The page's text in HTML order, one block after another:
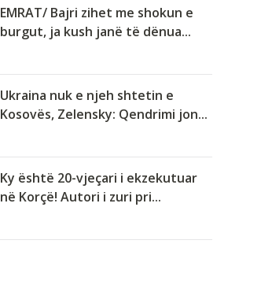
EMRAT/ Bajri zihet me shokun e
burgut, ja kush janë të dënua...
Ukraina nuk e njeh shtetin e
Kosovës, Zelensky: Qendrimi jon...
Ky është 20-vjeçari i ekzekutuar
në Korçë! Autori i zuri pri...